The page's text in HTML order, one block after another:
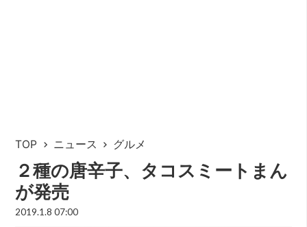
TOP ニュース グルメ
２種の唐辛子、タコスミートまん
が発売
2019.1.8 07:00